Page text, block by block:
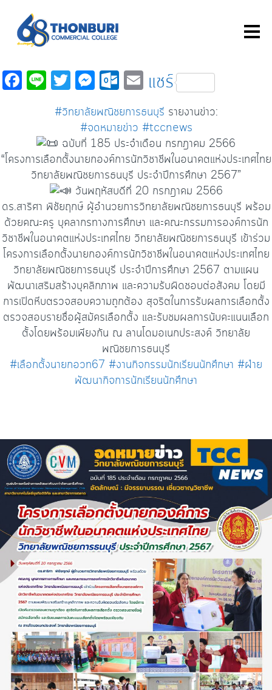
Fa
o
o
k
Li
e
T
tt
er
M
se
n
ge
r
O
lo
o
k.
c
o
m
E
ail
แชร์
#วิทยาลัยพณิชยการธนบุรี รายงานข่าว:
#จดหมายข่าว #tccnews
ฉบับที่ 185 ประจำเดือน กรกฎาคม 2566
“โครงการเลือกตั้งนายกองค์การนักวิชาชีพในอนาคตแห่งประเทศไทย
วิทยาลัยพณิชยการธนบุรี ประจำปีการศึกษา 2567”
วันพฤหัสบดีที่ 20 กรกฎาคม 2566
ดร.สาริศา พิชัยฤกษ์ ผู้อำนวยการวิทยาลัยพณิชยการธนบุรี พร้อม
ด้วยคณะครู บุคลากรทางการศึกษา และคณะกรรมการองค์การนัก
วิชาชีพในอนาคตแห่งประเทศไทย วิทยาลัยพณิชยการธนบุรี เข้าร่วม
โครงการเลือกตั้งนายกองค์การนักวิชาชีพในอนาคตแห่งประเทศไทย
วิทยาลัยพณิชยการธนบุรี ประจำปีการศึกษา 2567 ตามแผน
พัฒนาเสริมสร้างบุคลิกภาพ และความรับผิดชอบต่อสังคม โดยมี
การเปิดหีบตรวจสอบความถูกต้อง สุจริตในการรับผลการเลือกตั้ง
ตรวจสอบรายชื่อผู้สมัครเลือกตั้ง และรับชมผลการนับคะแนนเลือก
ตั้งโดยพร้อมเพียงกัน ณ ลานโดมอเนกประสงค์ วิทยาลัย
พณิชยการธนบุรี
#เลือกตั้งนายกอวท67 #งานกิจกรรมนักเรียนนักศึกษา #ฝ่าย
พัฒนากิจการนักเรียนนักศึกษา